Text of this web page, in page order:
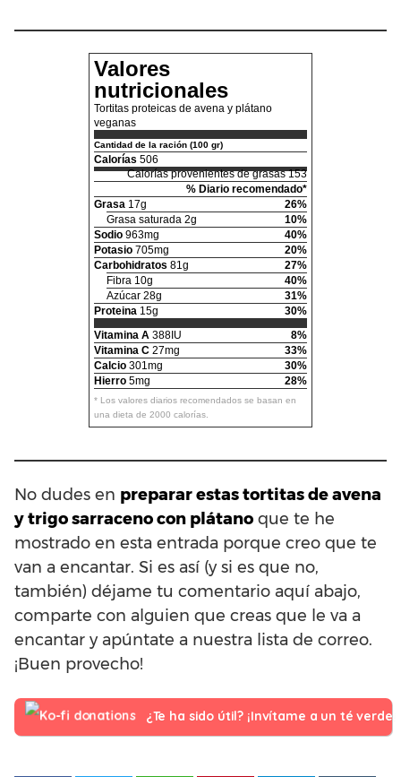
Valores
nutricionales
Tortitas proteicas de avena y plátano
veganas
Cantidad de la ración (100 gr)
Calorías 506
Calorías provenientes de grasas 153
% Diario recomendado*
Grasa 17g
26%
Grasa saturada 2g
10%
Sodio 963mg
40%
Potasio 705mg
20%
Carbohidratos 81g
27%
Fibra 10g
40%
Azúcar 28g
31%
Proteina 15g
30%
Vitamina A 388IU
8%
Vitamina C 27mg
33%
Calcio 301mg
30%
Hierro 5mg 28%
* Los valores diarios recomendados se basan en
una dieta de 2000 calorías.
No dudes en preparar estas tortitas de avena
y trigo sarraceno con plátano que te he
mostrado en esta entrada porque creo que te
van a encantar. Si es así (y si es que no,
también) déjame tu comentario aquí abajo,
comparte con alguien que creas que le va a
encantar y apúntate a nuestra lista de correo.
¡Buen provecho!
¿Te ha sido útil? ¡Invítame a un té verde!